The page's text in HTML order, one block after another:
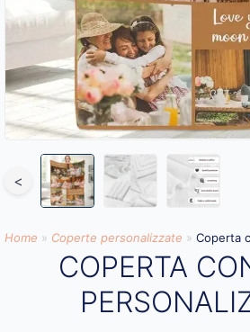
<
Home » Coperte personalizzate » Coperta
COPERTA